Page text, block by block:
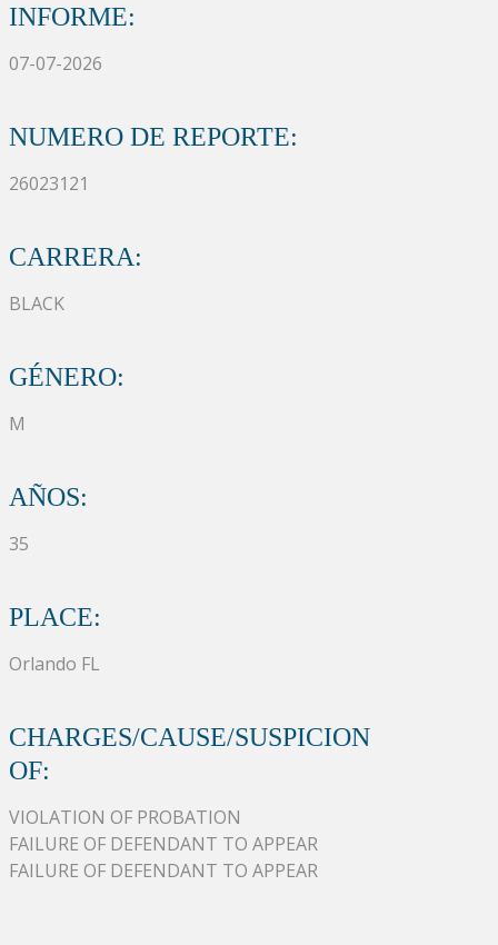
INFORME:
07-07-2026
NUMERO DE REPORTE:
26023121
CARRERA:
BLACK
GÉNERO:
M
AÑOS:
35
PLACE:
Orlando FL
CHARGES/CAUSE/SUSPICION
OF:
VIOLATION OF PROBATION
FAILURE OF DEFENDANT TO APPEAR
FAILURE OF DEFENDANT TO APPEAR